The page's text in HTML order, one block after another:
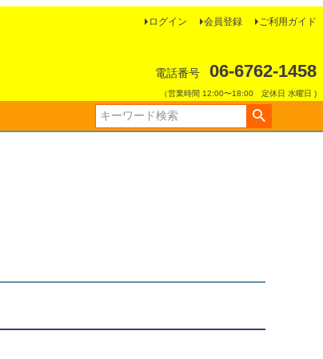
ログイン 会員登録 ご利用ガイド
電話番号 06-6762-1458
（営業時間 12:00〜18:00 定休日 水曜日 )